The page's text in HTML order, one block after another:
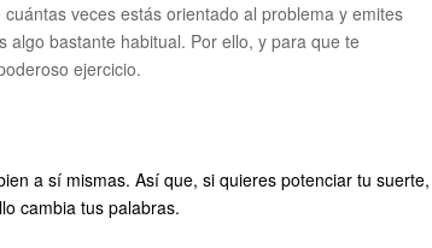
veces estás orientado al problema y emites
algo bastante habitual. Por ello, y para que te
ejercicio.
a sí mismas. Así que, si quieres potenciar tu suerte,
cambia tus palabras.